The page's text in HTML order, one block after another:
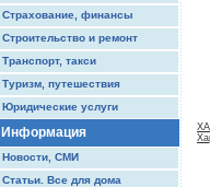
Страхование, финансы
Строительство и ремонт
Транспорт, такси
Туризм, путешествия
Юридические услуги
Информация
Новости, СМИ
Статьи. Все для дома